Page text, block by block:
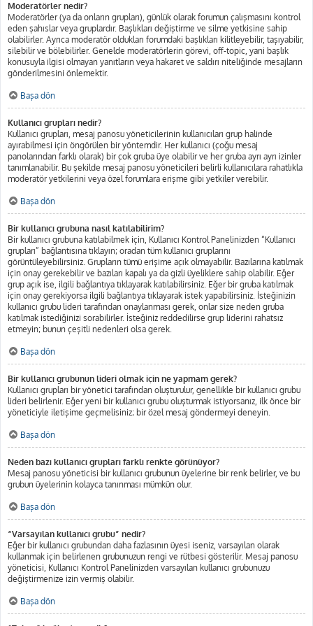
Moderatörler nedir?
Moderatörler (ya da onların grupları), günlük olarak forumun çalışmasını kontrol
eden şahıslar veya gruplardır. Başlıkları değiştirme ve silme yetkisine sahip
olabilirler. Ayrıca moderatör oldukları forumdaki başlıkları kilitleyebilir, taşıyabilir,
silebilir ve bölebilirler. Genelde moderatörlerin görevi, off-topic, yani başlık
konusuyla ilgisi olmayan yanıtların veya hakaret ve saldırı niteliğinde mesajların
gönderilmesini önlemektir.
Başa dön
Kullanıcı grupları nedir?
Kullanıcı grupları, mesaj panosu yöneticilerinin kullanıcıları grup halinde
ayırabilmesi için öngörülen bir yöntemdir. Her kullanıcı (çoğu mesaj
panolarından farklı olarak) bir çok gruba üye olabilir ve her gruba ayrı ayrı izinler
tanımlanabilir. Bu şekilde mesaj panosu yöneticileri belirli kullanıcılara rahatlıkla
moderatör yetkilerini veya özel forumlara erişme gibi yetkiler verebilir.
Başa dön
Bir kullanıcı grubuna nasıl katılabilirim?
Bir kullanıcı grubuna katılabilmek için, Kullanıcı Kontrol Panelinizden “Kullanıcı
grupları” bağlantısına tıklayın; oradan tüm kullanıcı gruplarını
görüntüleyebilirsiniz. Grupların tümü erişime açık olmayabilir. Bazılarına katılmak
için onay gerekebilir ve bazıları kapalı ya da gizli üyeliklere sahip olabilir. Eğer
grup açık ise, ilgili bağlantıya tıklayarak katılabilirsiniz. Eğer bir gruba katılmak
için onay gerekiyorsa ilgili bağlantıya tıklayarak istek yapabilirsiniz. İsteğinizin
kullanıcı grubu lideri tarafından onaylanması gerek, onlar size neden gruba
katılmak istediğinizi sorabilirler. İsteğiniz reddedilirse grup liderini rahatsız
etmeyin; bunun çeşitli nedenleri olsa gerek.
Başa dön
Bir kullanıcı grubunun lideri olmak için ne yapmam gerek?
Kullanıcı grupları bir yönetici tarafından oluşturulur, genellikle bir kullanıcı grubu
lideri belirlenir. Eğer yeni bir kullanıcı grubu oluşturmak istiyorsanız, ilk önce bir
yöneticiyle iletişime geçmelisiniz; bir özel mesaj göndermeyi deneyin.
Başa dön
Neden bazı kullanıcı grupları farklı renkte görünüyor?
Mesaj panosu yöneticisi bir kullanıcı grubunun üyelerine bir renk belirler, ve bu
grubun üyelerinin kolayca tanınması mümkün olur.
Başa dön
“Varsayılan kullanıcı grubu” nedir?
Eğer bir kullanıcı grubundan daha fazlasının üyesi iseniz, varsayılan olarak
kullanmak için belirlenen grubunuzun rengi ve rütbesi gösterilir. Mesaj panosu
yöneticisi, Kullanıcı Kontrol Panelinizden varsayılan kullanıcı grubunuzu
değiştirmenize izin vermiş olabilir.
Başa dön